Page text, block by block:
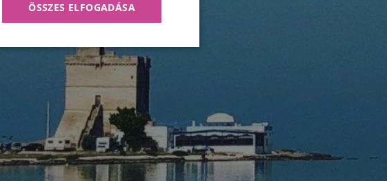
ÖSSZES ELFOGADÁSA